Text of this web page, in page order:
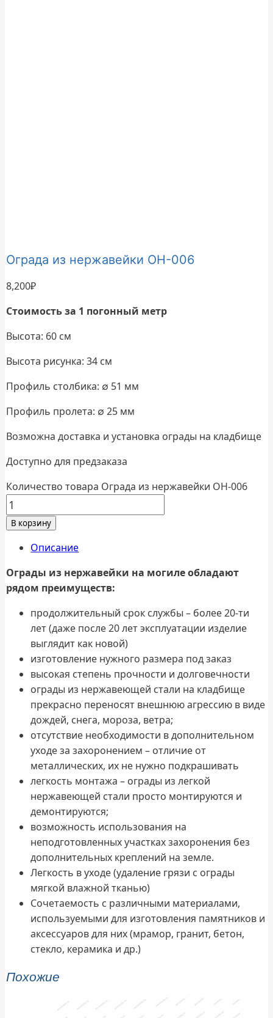
Ограда из нержавейки ОН-006
8,200₽
Стоимость за 1 погонный метр
Высота: 60 см
Высота рисунка: 34 см
Профиль столбика: ∅ 51 мм
Профиль пролета: ∅ 25 мм
Возможна доставка и установка ограды на кладбище
Доступно для предзаказа
Количество товара Ограда из нержавейки ОН-006
В корзину
Описание
Ограды из нержавейки на могиле обладают
рядом преимуществ:
продолжительный срок службы – более 20-ти
лет (даже после 20 лет эксплуатации изделие
выглядит как новой)
изготовление нужного размера под заказ
высокая степень прочности и долговечности
ограды из нержавеющей стали на кладбище
прекрасно переносят внешнюю агрессию в виде
дождей, снега, мороза, ветра;
отсутствие необходимости в дополнительном
уходе за захоронением – отличие от
металлических, их не нужно подкрашивать
легкость монтажа – ограды из легкой
нержавеющей стали просто монтируются и
демонтируются;
возможность использования на
неподготовленных участках захоронения без
дополнительных креплений на земле.
Легкость в уходе (удаление грязи с ограды
мягкой влажной тканью)
Сочетаемость с различными материалами,
используемыми для изготовления памятников и
аксессуаров для них (мрамор, гранит, бетон,
стекло, керамика и др.)
Похожие